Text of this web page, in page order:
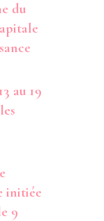
du
au 19
initiée
9